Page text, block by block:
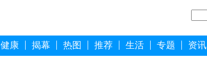
健康 揭幕 热图 推荐 生活 专题 资讯